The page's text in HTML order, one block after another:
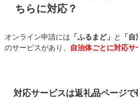
ちらに対応？
オンライン申請には 「ふるまど」 と 「
のサービスがあり、
自治体ごとに対応
対応サービスは返礼品ページで